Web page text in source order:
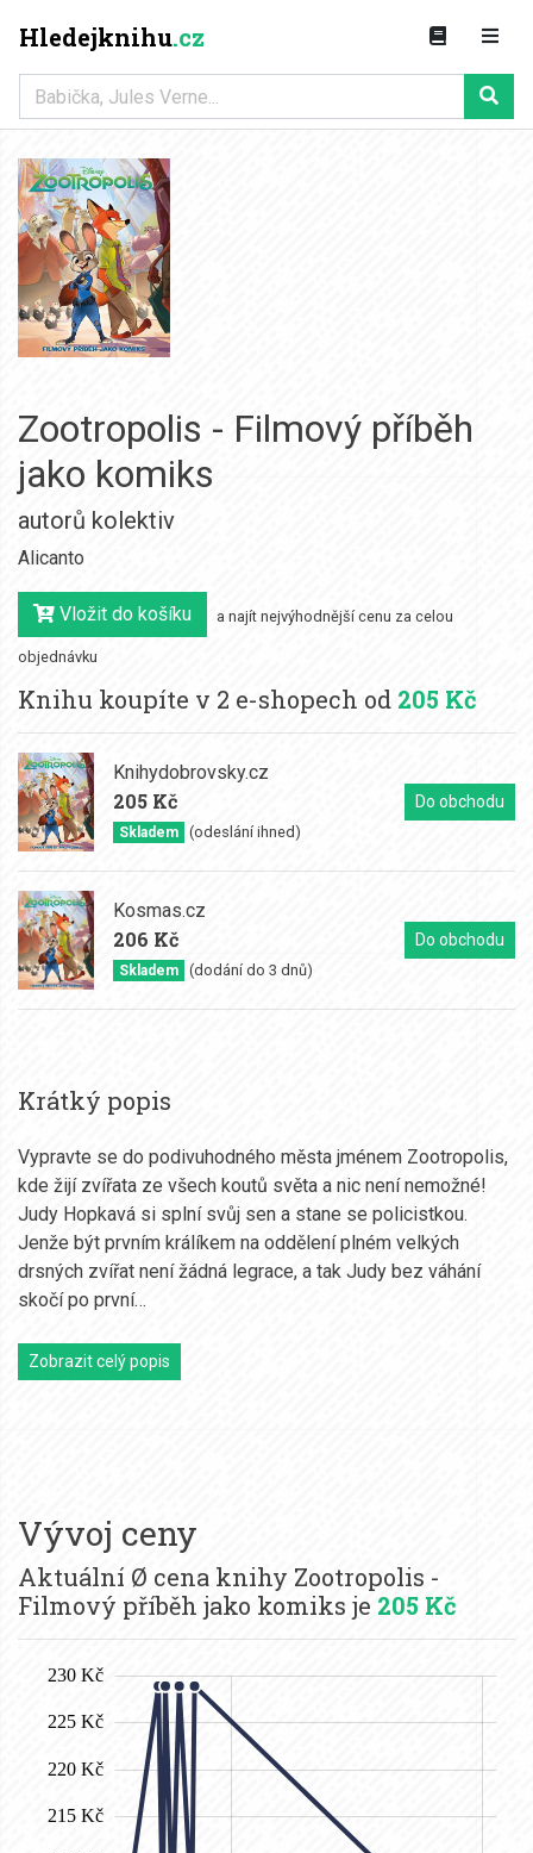
Hledejknihu.cz
Zootropolis - Filmový příběh
jako komiks
autorů kolektiv
Alicanto
Vložit do košíku a najít nejvýhodnější cenu za celou
objednávku
Knihu koupíte v 2 e-shopech od 205 Kč
Knihydobrovsky.cz
205 Kč
Skladem (odeslání ihned)
Do obchodu
Kosmas.cz
206 Kč
Skladem (dodání do 3 dnů)
Do obchodu
Krátký popis
Vypravte se do podivuhodného města jménem Zootropolis,
kde žijí zvířata ze všech koutů světa a nic není nemožné!
Judy Hopkavá si splní svůj sen a stane se policistkou.
Jenže být prvním králíkem na oddělení plném velkých
drsných zvířat není žádná legrace, a tak Judy bez váhání
skočí po první…
Zobrazit celý popis
Vývoj ceny
Aktuální Ø cena knihy Zootropolis -
Filmový příběh jako komiks je 205 Kč